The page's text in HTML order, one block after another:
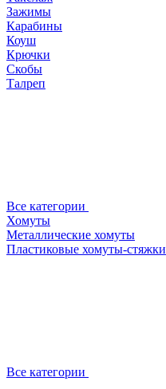
Зажимы
Карабины
Коуш
Крючки
Скобы
Талреп
Все категории
Хомуты
Металлические хомуты
Пластиковые хомуты-стяжки
Все категории